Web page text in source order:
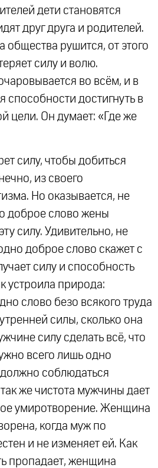
дети становятся
друг друга и родителей.
общества рушится, от этого
силу и волю.
во всём, и в
способности достигнуть в
цели. Он думает: «Где же
силу, чтобы добиться
из своего
Но оказывается, не
доброе слово жены
силу. Удивительно, не
доброе слово скажет с
силу и способность
устроила природа:
слово безо всякого труда
силы, сколько она
силу сделать всё, что
всего лишь одно
соблюдаться
же чистота мужчины дает
умиротворение. Женщина
когда муж по
и не изменяет ей. Как
пропадает, женщина